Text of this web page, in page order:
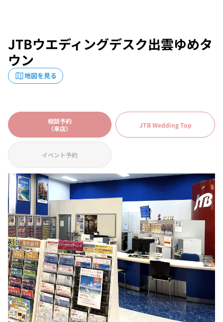
JTBウエディングデスク出雲ゆめタ
ウン
地図を見る
相談予約
（来店）
JTB Wedding Top
イベント予約